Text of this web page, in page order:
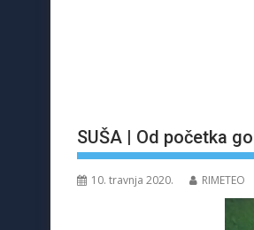
SUŠA | Od početka
10. travnja 2020. RIMETEO